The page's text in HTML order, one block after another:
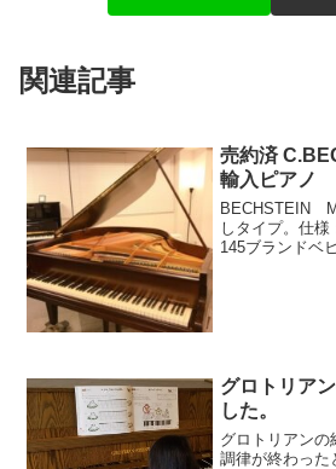
関連記事
売約済
輸入ピアノ
BECHSTEIN
しタイプ。仕
145ブランドベ
グロトリア
した。
グロトリアンの
調律が終わった